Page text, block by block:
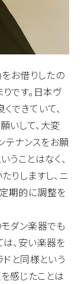
をお借りしたの
です。日本ヴ
できていて、
いして、大変
テナンスをお願
うことはなく、
りしますし、ニ
期的に調整を
ダン楽器でも
、安い楽器を
ドと同様という
感じたことは